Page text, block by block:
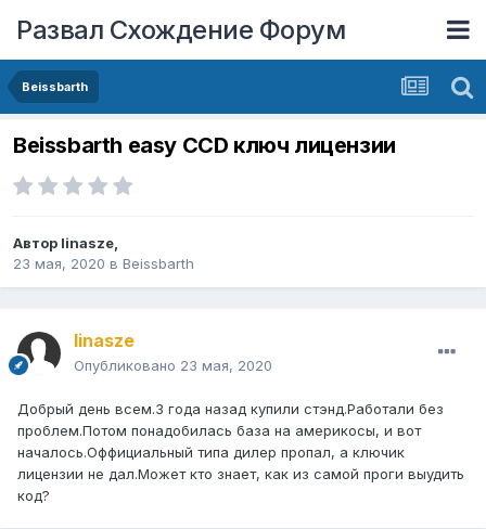
Развал Схождение Форум
Beissbarth
Beissbarth easy CCD ключ лицензии
Автор linasze,
23 мая, 2020 в Beissbarth
linasze
Опубликовано 23 мая, 2020
Добрый день всем.3 года назад купили стэнд.Работали без
проблем.Потом понадобилась база на америкосы, и вот
началось.Оффициальный типа дилер пропал, а ключик
лицензии не дал.Может кто знает, как из самой проги выудить
код?